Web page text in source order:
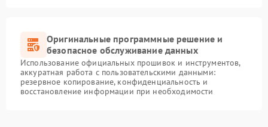
Оригинальные программные решение и
безопасное обслуживание данных
Использование официальных прошивок и инструментов,
аккуратная работа с пользовательскими данными:
резервное копирование, конфиденциальность и
восстановление информации при необходимости